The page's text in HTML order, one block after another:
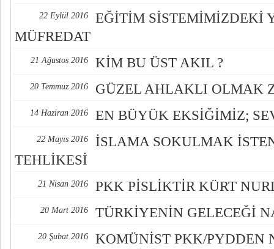
22 Eylül 2016
EĞİTİM SİSTEMİMİZDEKİ
MÜFREDAT
21 Ağustos 2016 KİM BU ÜST AKIL ?
20 Temmuz 2016 GÜZEL AHLAKLI OLMAK
14 Haziran 2016 EN BÜYÜK EKSİĞİMİZ;
22 Mayıs 2016
İSLAMA SOKULMAK
TEHLİKESİ
21 Nisan 2016 PKK PİSLİKTİR KÜRT
20 Mart 2016 TÜRKİYENİN GELECEĞİ
20 Şubat 2016
KOMÜNİST PKK/PYDDEN